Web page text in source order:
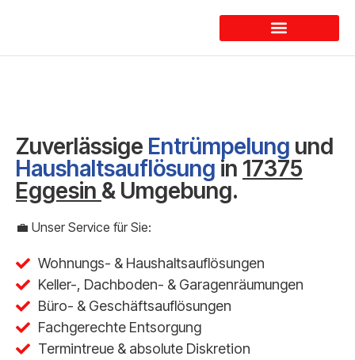
Zuverlässige Entrümpelung und
Haushaltsauflösung in 17375
Eggesin & Umgebung.
💼 Unser Service für Sie:
Wohnungs- & Haushaltsauflösungen
Keller-, Dachboden- & Garagenräumungen
Büro- & Geschäftsauflösungen
Fachgerechte Entsorgung
Termintreue & absolute Diskretion